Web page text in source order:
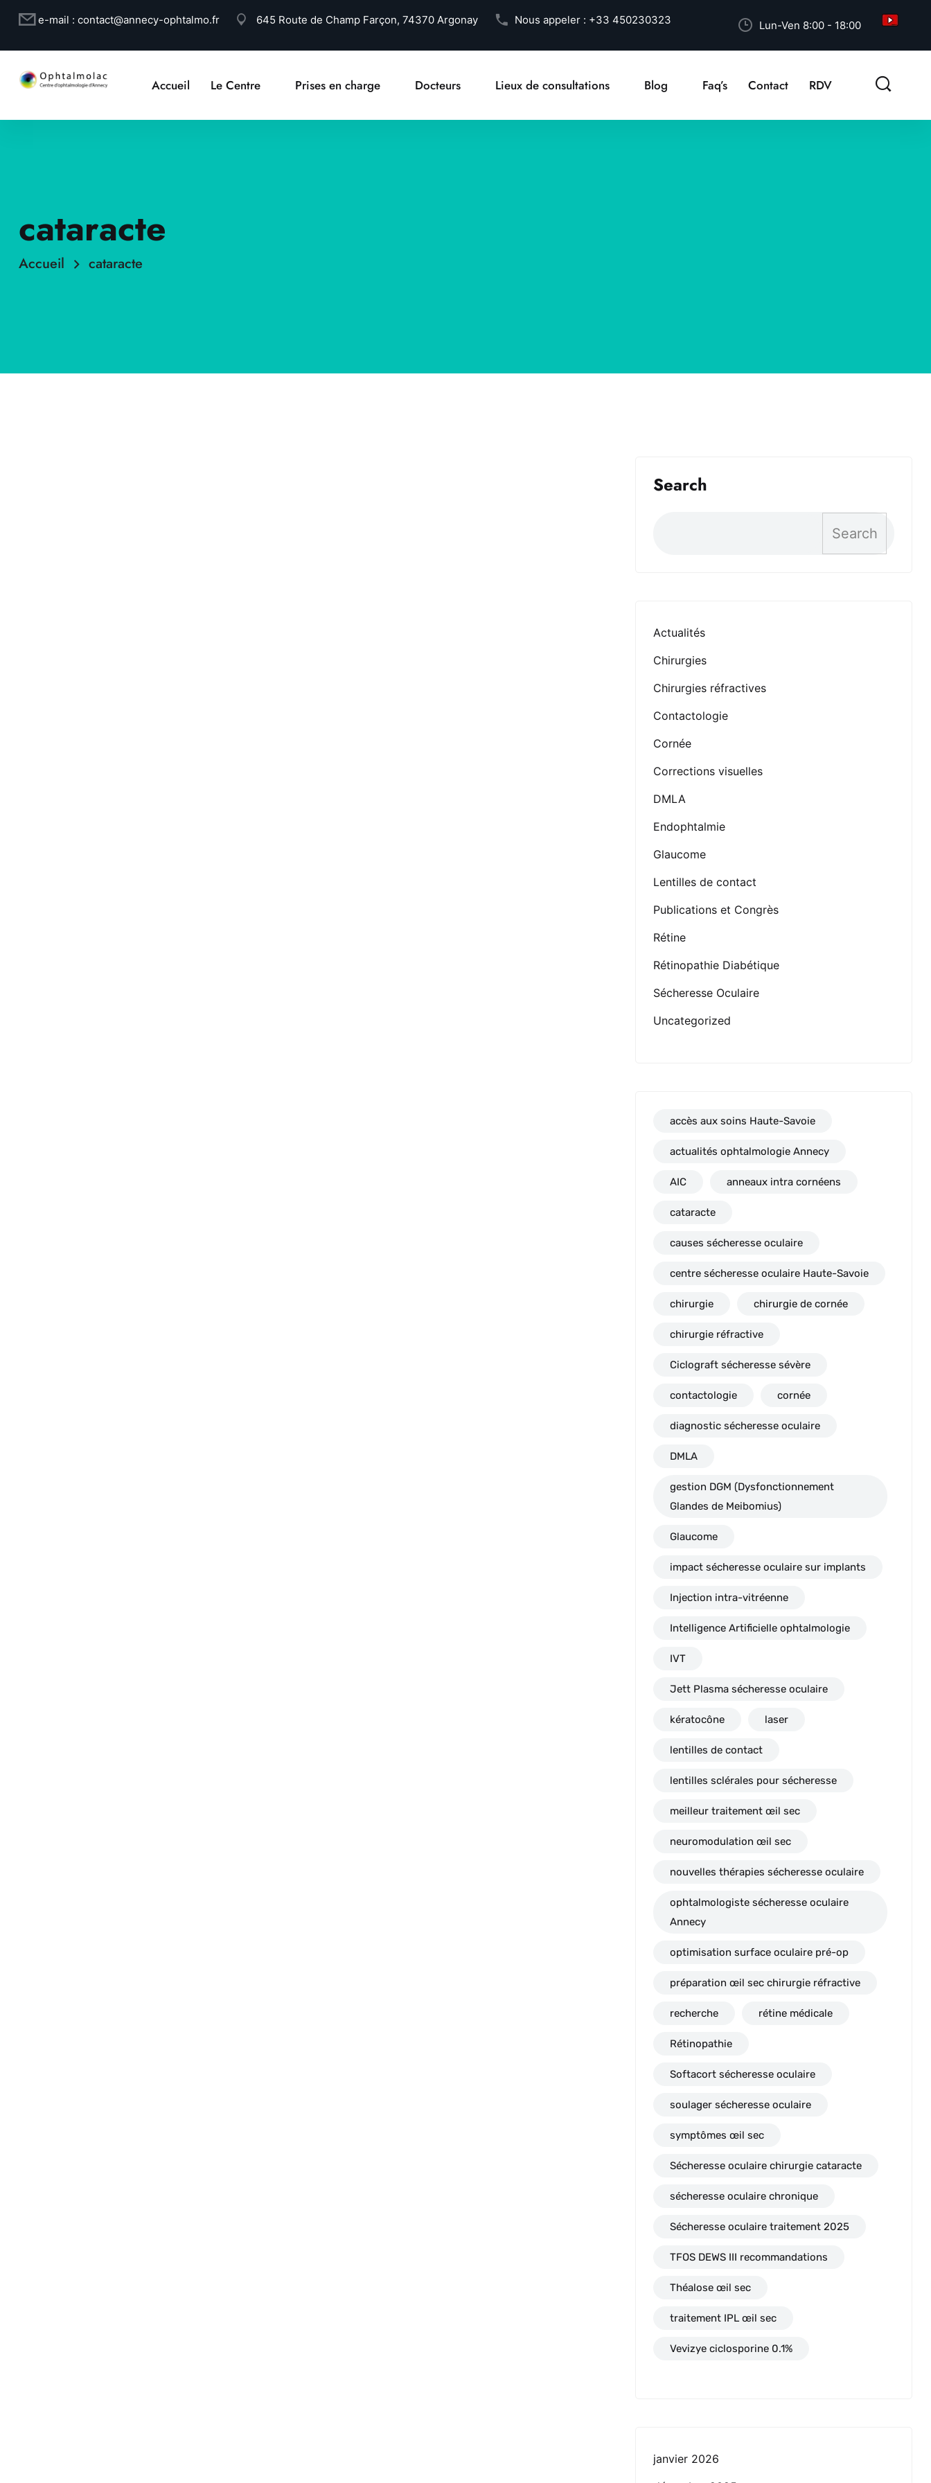
e-mail : contact@annecy-ophtalmo.fr 645 Route de Champ Farçon, 74370 Argonay Nous appeler : +33 450230323 Lun-Ven 8:00 - 18:00
Accueil Le Centre Prises en charge Docteurs Lieux de consultations Blog Faq’s Contact RDV
cataracte
Accueil cataracte
Search
Search
Actualités
Chirurgies
Chirurgies réfractives
Contactologie
Cornée
Corrections visuelles
DMLA
Endophtalmie
Glaucome
Lentilles de contact
Publications et Congrès
Rétine
Rétinopathie Diabétique
Sécheresse Oculaire
Uncategorized
accès aux soins Haute-Savoie
actualités ophtalmologie Annecy
AIC anneaux intra cornéens
cataracte
causes sécheresse oculaire
centre sécheresse oculaire Haute-Savoie
chirurgie chirurgie de cornée
chirurgie réfractive
Ciclograft sécheresse sévère
contactologie cornée
diagnostic sécheresse oculaire
DMLA
gestion DGM (Dysfonctionnement
Glandes de Meibomius)
Glaucome
impact sécheresse oculaire sur implants
Injection intra-vitréenne
Intelligence Artificielle ophtalmologie
IVT
Jett Plasma sécheresse oculaire
kératocône laser
lentilles de contact
lentilles sclérales pour sécheresse
meilleur traitement œil sec
neuromodulation œil sec
nouvelles thérapies sécheresse oculaire
ophtalmologiste sécheresse oculaire
Annecy
optimisation surface oculaire pré-op
préparation œil sec chirurgie réfractive
recherche rétine médicale
Rétinopathie
Softacort sécheresse oculaire
soulager sécheresse oculaire
symptômes œil sec
Sécheresse oculaire chirurgie cataracte
sécheresse oculaire chronique
Sécheresse oculaire traitement 2025
TFOS DEWS III recommandations
Théalose œil sec
traitement IPL œil sec
Vevizye ciclosporine 0.1%
janvier 2026